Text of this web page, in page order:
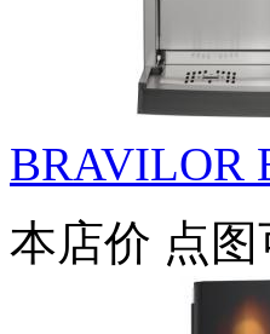
BRAVILOR
本店价 点